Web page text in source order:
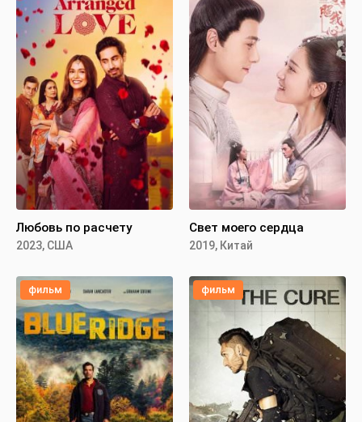
Любовь по расчету
2023, США
Свет моего сердца
2019, Китай
фильм фильм